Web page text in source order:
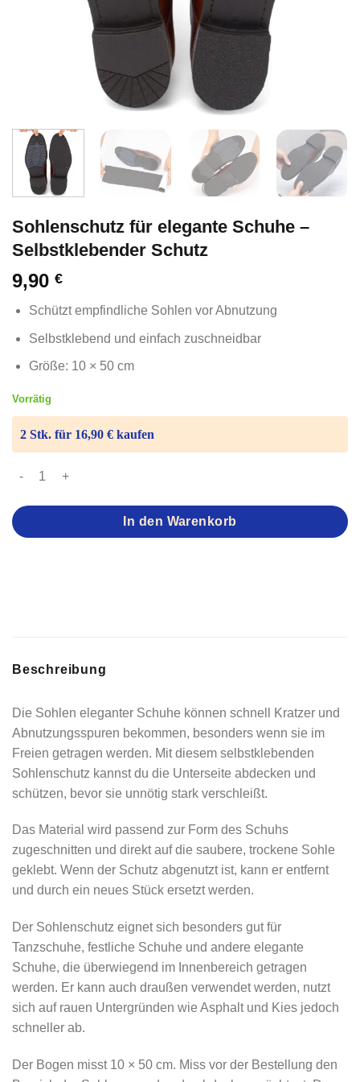
Sohlenschutz für elegante Schuhe –
Selbstklebender Schutz
9,90 €
Schützt empfindliche Sohlen vor Abnutzung
Selbstklebend und einfach zuschneidbar
Größe: 10 × 50 cm
Vorrätig
2 Stk. für 16,90 € kaufen
Sohlenschutz für elegante Schuhe – Selbstklebender Schutz
In den Warenkorb
Beschreibung
Die Sohlen eleganter Schuhe können schnell Kratzer und
Abnutzungsspuren bekommen, besonders wenn sie im
Freien getragen werden. Mit diesem selbstklebenden
Sohlenschutz kannst du die Unterseite abdecken und
schützen, bevor sie unnötig stark verschleißt.
Das Material wird passend zur Form des Schuhs
zugeschnitten und direkt auf die saubere, trockene Sohle
geklebt. Wenn der Schutz abgenutzt ist, kann er entfernt
und durch ein neues Stück ersetzt werden.
Der Sohlenschutz eignet sich besonders gut für
Tanzschuhe, festliche Schuhe und andere elegante
Schuhe, die überwiegend im Innenbereich getragen
werden. Er kann auch draußen verwendet werden, nutzt
sich auf rauen Untergründen wie Asphalt und Kies jedoch
schneller ab.
Der Bogen misst 10 × 50 cm. Miss vor der Bestellung den